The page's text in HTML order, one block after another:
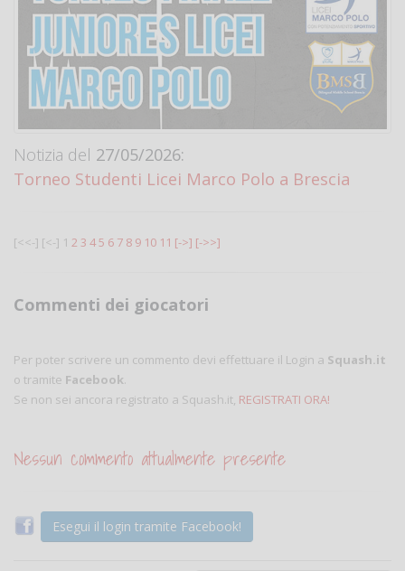
Notizia del 27/05/2026:
Torneo Studenti Licei Marco Polo a Brescia
[<<-] [<-] 1 2 3 4 5 6 7 8 9 10 11 [->] [->>]
Commenti dei giocatori
Per poter scrivere un commento devi effettuare il Login a Squash.it
o tramite Facebook
Se non sei ancora registrato a Squash.it, REGISTRATI ORA!
Nessun commento attualmente presente
Esegui il login tramite Facebook!